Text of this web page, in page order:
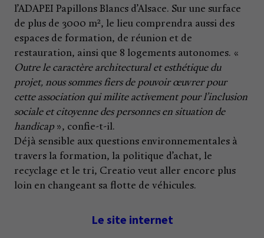
l’ADAPEI Papillons Blancs d’Alsace. Sur une surface
de plus de 3000 m², le lieu comprendra aussi des
espaces de formation, de réunion et de
restauration, ainsi que 8 logements autonomes. «
Outre le caractère architectural et esthétique du
projet, nous sommes fiers de pouvoir œuvrer pour
cette association qui milite activement pour l’inclusion
sociale et citoyenne des personnes en situation de
handicap », confie-t-il.
Déjà sensible aux questions environnementales à
travers la formation, la politique d’achat, le
recyclage et le tri, Creatio veut aller encore plus
loin en changeant sa flotte de véhicules.
Le site internet